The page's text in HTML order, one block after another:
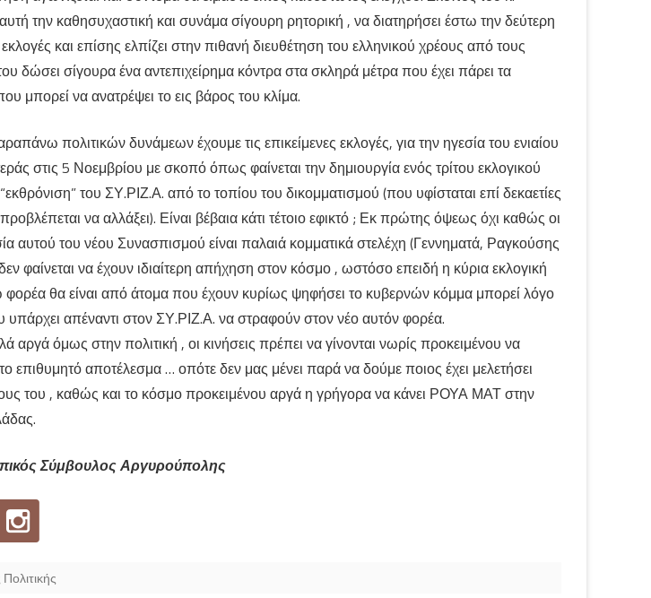
την καθησυχαστική και συνάμα σίγουρη ρητορική , να διατηρήσει έστω την δεύτερη
και επίσης ελπίζει στην πιθανή διευθέτηση του ελληνικού χρέους από τους
δώσει σίγουρα ένα αντεπιχείρημα κόντρα στα σκληρά μέτρα που έχει πάρει τα
μπορεί να ανατρέψει το εις βάρος του κλίμα.
πολιτικών δυνάμεων έχουμε τις επικείμενες εκλογές, για την ηγεσία του ενιαίου
στις 5 Νοεμβρίου με σκοπό όπως φαίνεται την δημιουργία ενός τρίτου εκλογικού
του ΣΥ.ΡΙΖ.Α. από το τοπίου του δικομματισμού (που υφίσταται επί δεκαετίες
να αλλάξει). Είναι βέβαια κάτι τέτοιο εφικτό ; Εκ πρώτης όψεως όχι καθώς οι
αυτού του νέου Συνασπισμού είναι παλαιά κομματικά στελέχη (Γεννηματά, Ραγκούσης
φαίνεται να έχουν ιδιαίτερη απήχηση στον κόσμο , ωστόσο επειδή η κύρια εκλογική
φορέα θα είναι από άτομα που έχουν κυρίως ψηφήσει το κυβερνών κόμμα μπορεί λόγο
υπάρχει απέναντι στον ΣΥ.ΡΙΖ.Α. να στραφούν στον νέο αυτόν φορέα.
αργά όμως στην πολιτική , οι κινήσεις πρέπει να γίνονται νωρίς προκειμένου να
επιθυμητό αποτέλεσμα … οπότε δεν μας μένει παρά να δούμε ποιος έχει μελετήσει
του , καθώς και το κόσμο προκειμένου αργά η γρήγορα να κάνει ΡΟΥΑ ΜΑΤ στην
Σύμβουλος Αργυρούπολης